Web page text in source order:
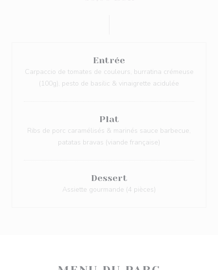
Entrée
Carpaccio de tomates de couleurs, burratina crémeuse
(100g), pesto de basilic & vinaigrette acidulée
Plat
Ribs de porc caramélisés & marinés sauce barbecue,
patatas bravas (viande française)
Dessert
Assiette gourmande (4 pièces)